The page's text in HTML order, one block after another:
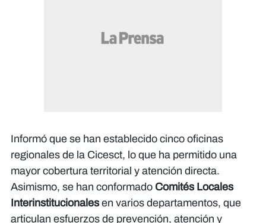
Informó que se han establecido cinco oficinas
regionales de la Cicesct, lo que ha permitido una
mayor cobertura territorial y atención directa.
Asimismo, se han conformado Comités Locales
Interinstitucionalesen varios departamentos, que
articulan esfuerzos de prevención, atención y